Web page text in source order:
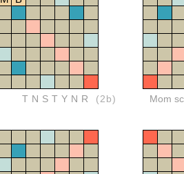
TNSTYNR (2b) Mom